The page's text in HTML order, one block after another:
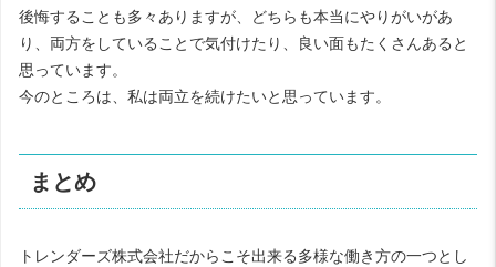
後悔することも多々ありますが、どちらも本当にやりがいがあ
り、両方をしていることで気付けたり、良い面もたくさんあると
思っています。
今のところは、私は両立を続けたいと思っています。
まとめ
トレンダーズ株式会社だからこそ出来る多様な働き方の一つとし